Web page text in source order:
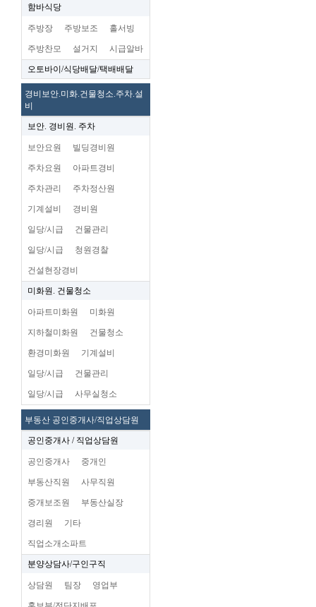
함바식당
주방장 주방보조 홀서빙
주방찬모 설거지 시급알바
오토바이/식당배달/택배배달
경비보안.미화.건물청소.주차.설
비
보안. 경비원. 주차
보안요원 빌딩경비원
주차요원 아파트경비
주차관리 주차정산원
기계설비 경비원
일당/시급 건물관리
일당/시급 청원경찰
건설현장경비
미화원. 건물청소
아파트미화원 미화원
지하철미화원 건물청소
환경미화원 기계설비
일당/시급 건물관리
일당/시급 사무실청소
부동산 공인중개사/직업상담원
공인중개사 / 직업상담원
공인중개사 중개인
부동산직원 사무직원
중개보조원 부동산실장
경리원 기타
직업소개소파트
분양상담사/구인구직
상담원 팀장 영업부